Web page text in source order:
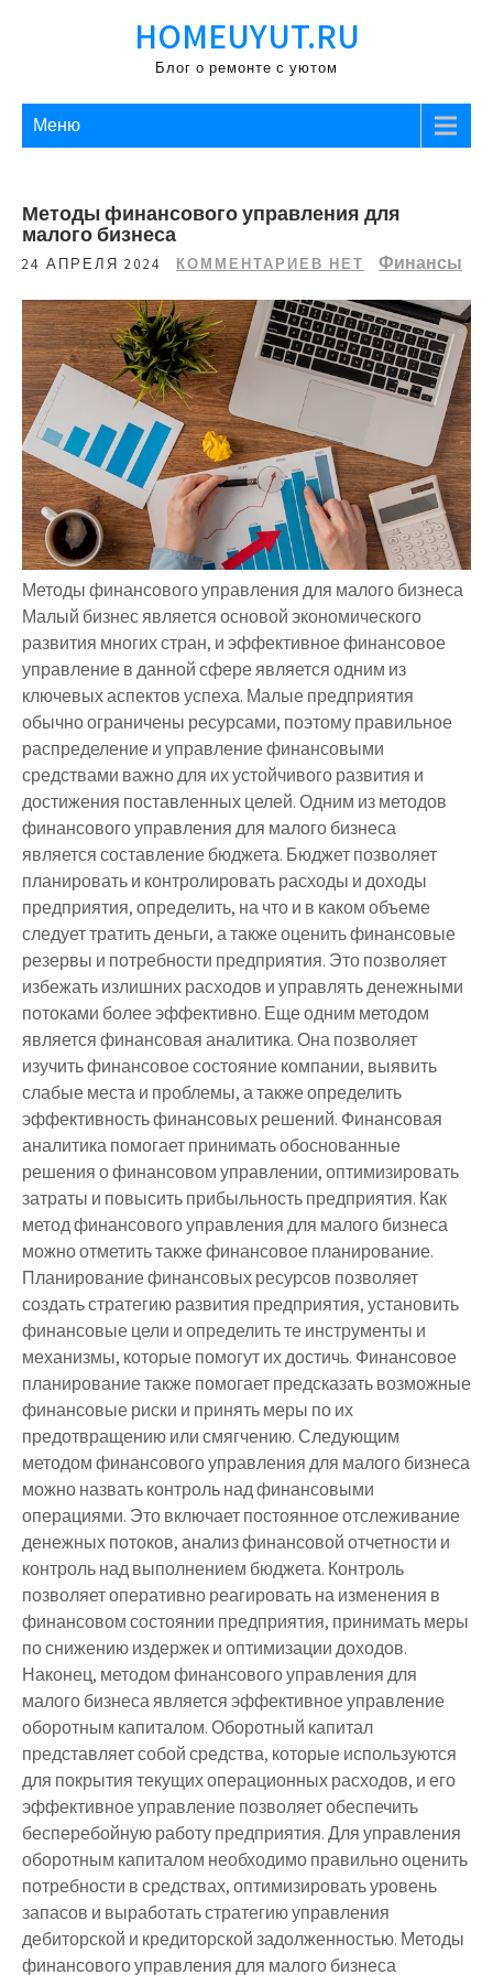
HOMEUYUT.RU
Блог о ремонте с уютом
Меню
Методы финансового управления для
малого бизнеса
24 АПРЕЛЯ 2024 КОММЕНТАРИЕВ НЕТ Финансы
Методы финансового управления для малого бизнеса
Малый бизнес является основой экономического
развития многих стран, и эффективное финансовое
управление в данной сфере является одним из
ключевых аспектов успеха. Малые предприятия
обычно ограничены ресурсами, поэтому правильное
распределение и управление финансовыми
средствами важно для их устойчивого развития и
достижения поставленных целей. Одним из методов
финансового управления для малого бизнеса
является составление бюджета. Бюджет позволяет
планировать и контролировать расходы и доходы
предприятия, определить, на что и в каком объеме
следует тратить деньги, а также оценить финансовые
резервы и потребности предприятия. Это позволяет
избежать излишних расходов и управлять денежными
потоками более эффективно. Еще одним методом
является финансовая аналитика. Она позволяет
изучить финансовое состояние компании, выявить
слабые места и проблемы, а также определить
эффективность финансовых решений. Финансовая
аналитика помогает принимать обоснованные
решения о финансовом управлении, оптимизировать
затраты и повысить прибыльность предприятия. Как
метод финансового управления для малого бизнеса
можно отметить также финансовое планирование.
Планирование финансовых ресурсов позволяет
создать стратегию развития предприятия, установить
финансовые цели и определить те инструменты и
механизмы, которые помогут их достичь. Финансовое
планирование также помогает предсказать возможные
финансовые риски и принять меры по их
предотвращению или смягчению. Следующим
методом финансового управления для малого бизнеса
можно назвать контроль над финансовыми
операциями. Это включает постоянное отслеживание
денежных потоков, анализ финансовой отчетности и
контроль над выполнением бюджета. Контроль
позволяет оперативно реагировать на изменения в
финансовом состоянии предприятия, принимать меры
по снижению издержек и оптимизации доходов.
Наконец, методом финансового управления для
малого бизнеса является эффективное управление
оборотным капиталом. Оборотный капитал
представляет собой средства, которые используются
для покрытия текущих операционных расходов, и его
эффективное управление позволяет обеспечить
бесперебойную работу предприятия. Для управления
оборотным капиталом необходимо правильно оценить
потребности в средствах, оптимизировать уровень
запасов и выработать стратегию управления
дебиторской и кредиторской задолженностью. Методы
финансового управления для малого бизнеса